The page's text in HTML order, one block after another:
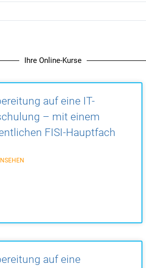
Ihre Online-Kurse
auf eine IT-
– mit einem
FISI-Hauptfach
auf eine